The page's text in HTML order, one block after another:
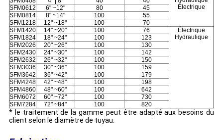
Électrique
SFM0612
6" ~12" 80
45
SFM0814
8" ~14" 100
55
SFM1218
12" ~18" 100
70
SFM1420
14" ~20" 100 76
Électrique
Hydraulique
SFM1824 18" ~24" 100
123
SFM2026
20" ~26" 100
130
SFM2430
24" ~30" 100
142
SFM2632
26" ~32" 100
150
SFM3036
30" ~36" 100
159
SFM3642
36" ~42" 100
179
SFM4248
42" ~48" 100
198
SFM4860
48" ~60" 100
642
SFM6072
60" ~72" 100
730
SFM7284
72" ~84" 100 820
* le traitement de la gamme peut être adapté aux besoins du
client selon le diamètre de tuyau.